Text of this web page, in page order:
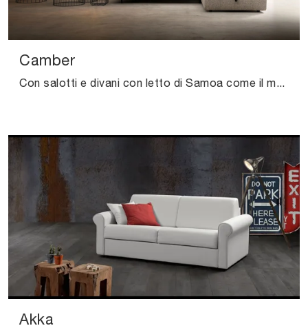
Camber
Con salotti e divani con letto di Samoa come il modello Camber in tessuto, potrai completare il tuo concept d'arredo.
Akka